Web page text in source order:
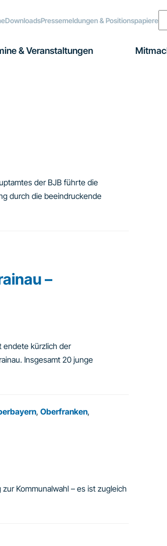
DownloadsPressemeldungen & Positionspapiere
& Veranstaltungen
der BJB führte die
durch die beeindruckende
–
endete kürzlich der
Insgesamt 20 junge
, Oberfranken,
Kommunalwahl – es ist zugleich